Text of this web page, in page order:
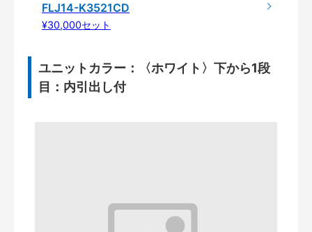
FLJ14-K3521CD
¥30,000セット
ユニットカラー：〈ホワイト〉下から1段
目：内引出し付